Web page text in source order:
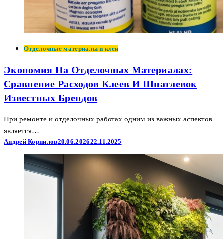
Отделочные материалы и клеи
Экономия На Отделочных Материалах:
Сравнение Расходов Клеев И Шпатлевок
Известных Брендов
При ремонте и отделочных работах одним из важных аспектов
является…
Андрей Корнилов20.06.202622.11.2025